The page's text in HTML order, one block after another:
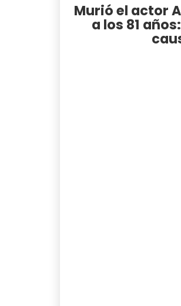
Murió el actor
a los 81